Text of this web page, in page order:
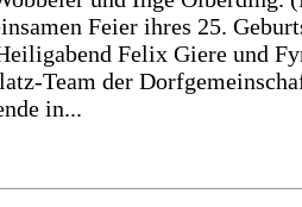
Feier ihres 25.
Felix Giere und
Team der
in...